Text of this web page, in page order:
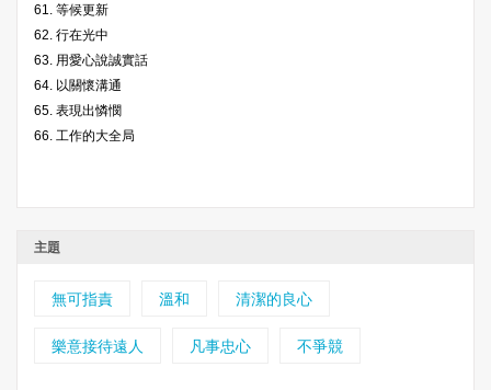
61. 等候更新
62. 行在光中
63. 用愛心說誠實話
64. 以關懷溝通
65. 表現出憐憫
66. 工作的大全局
主題
無可指責 溫和 清潔的良心
樂意接待遠人 凡事忠心 不爭競